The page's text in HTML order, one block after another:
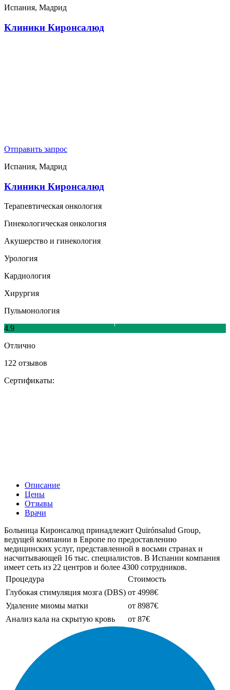
Испания, Мадрид
Клиники Киронсалюд
Отправить запрос
Испания, Мадрид
Клиники Киронсалюд
Терапевтическая онкология
Гинекологическая онкология
Акушерство и гинекология
Урология
Кардиология
Хирургия
Пульмонология
4.9
Отлично
122 отзывов
Сертификаты:
Описание
Цены
Отзывы
Врачи
Больница Киронсалюд принадлежит Quirónsalud Group,
ведущей компании в Европе по предоставлению
медицинских услуг, представленной в восьми странах и
насчитывающей 16 тыс. специалистов. В Испании компания
имеет сеть из 22 центров и более 4300 сотрудников.
Процедура
Стоимость
Глубокая стимуляция мозга (DBS) от 4998€
Удаление миомы матки
от 8987€
Анализ кала на скрытую кровь
от 87€